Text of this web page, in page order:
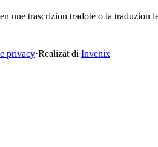
une trascrizion tradote o la traduzion
privacy·Realizât di Invenix